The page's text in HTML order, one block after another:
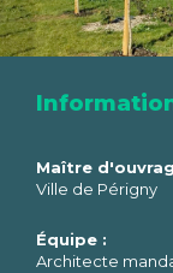
Maître
Ville de Périgny
Équipe :
Architecte